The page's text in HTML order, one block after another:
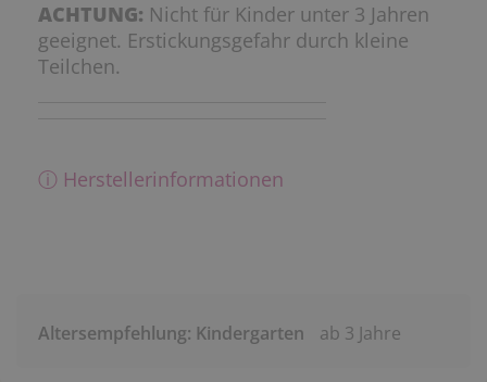
ACHTUNG: Nicht für Kinder unter 3 Jahren
geeignet. Erstickungsgefahr durch kleine
Teilchen.
ⓘ Herstellerinformationen
Altersempfehlung: Kindergarten ab 3 Jahre